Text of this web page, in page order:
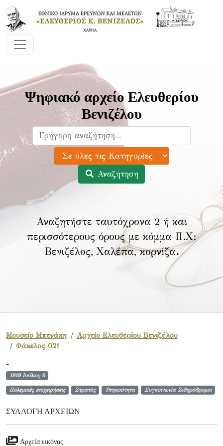
Ψηφιακό αρχείο Ελευθερίου
Βενιζέλου
Αναζήτηση
Αναζητήστε ταυτόχρονα 2 ή και
περισσότερους όρους με κόμμα Π.Χ:
Βενιζέλος, Χαλέπα, κορνίζα.
Μουσείο Μπενάκη
Αρχείο Ελευθερίου Βενιζέλου
Φάκελος 021
-
1919 Ιούλιος 6
Πολεμικές επιχειρήσεις Στρατός Υπηκοότητα Συγκοινωνία Σιδηρόδρομοι
ΣΥΛΛΟΓΉ ΑΡΧΕΊΩΝ
Αρχεία εικόνας